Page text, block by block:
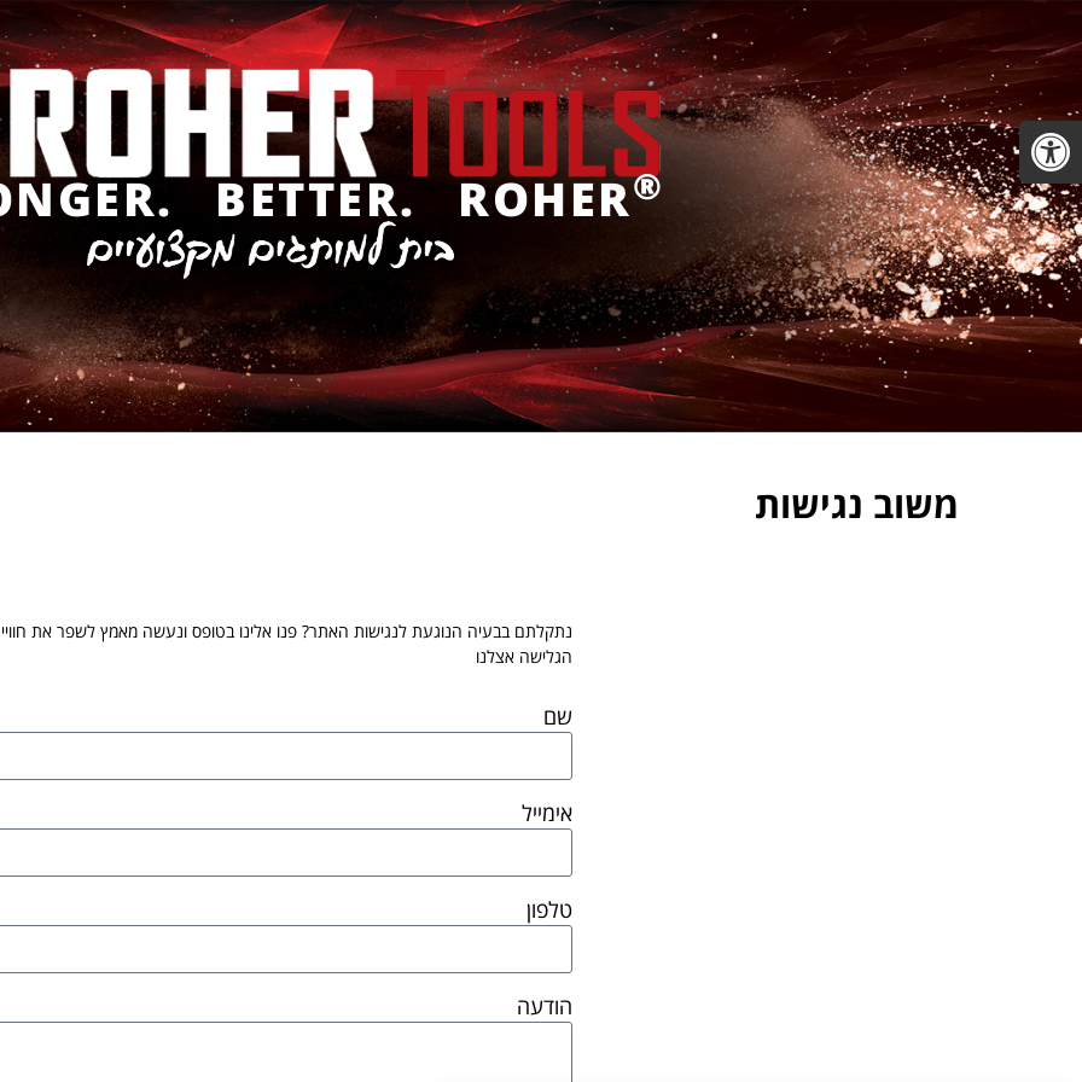
פתח סרגל נגישות
®
BETTER. ROHER
משוב נגישות
נתקלתם בבעיה הנוגעת לנגישות האתר? פנו אלינו בטופס ונעשה מאמץ לשפר את
הגלישה אצלנו
שם
אימייל
טלפון
הודעה